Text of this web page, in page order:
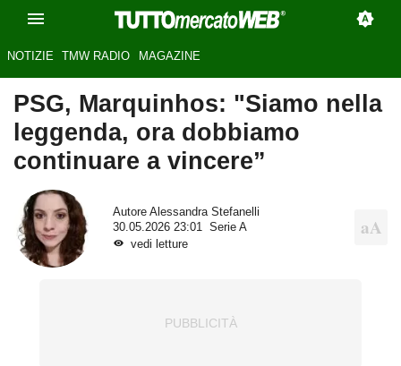
NOTIZIE TMW RADIO MAGAZINE
PSG, Marquinhos: "Siamo nella
leggenda, ora dobbiamo
continuare a vincere”
Autore Alessandra Stefanelli
30.05.2026 23:01
Serie A
vedi letture